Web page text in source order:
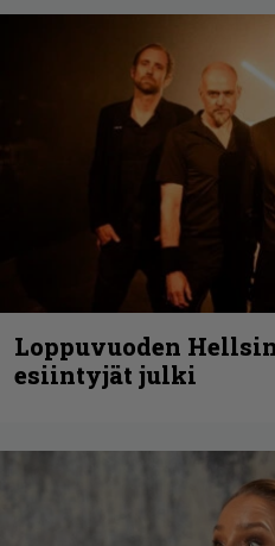
Loppuvuoden
esiintyjät julki